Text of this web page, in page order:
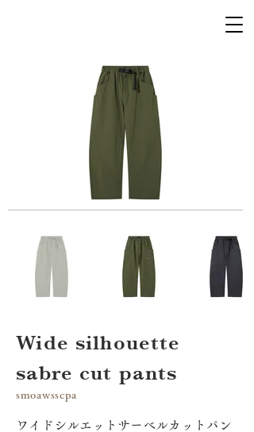
Wide silhouette
sabre cut pants
smoawsscpa
ワイドシルエットサーベルカットパン